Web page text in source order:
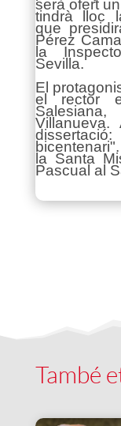
serà ofert
tindrà lloc
que
Pérez
la
Sevilla.
El
el rector
la Santa
Pascual al
També